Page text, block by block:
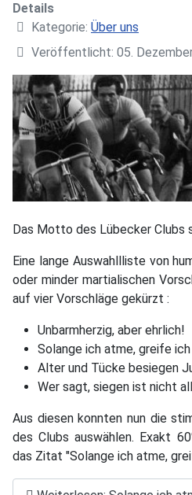
Details
Kategorie: Über uns
Veröffentlicht: 05.
Das Motto des Lübecker Clubs
Eine lange Auswahllliste von
oder minder martialischen
auf vier Vorschläge gekürzt :
Unbarmherzig, aber ehrlich!
Solange ich atme, greife ich
Alter und Tücke besiegen
Wer sagt, siegen ist nicht
Aus diesen konnten nun die
des Clubs auswählen. Exakt
das Zitat "Solange ich atme,